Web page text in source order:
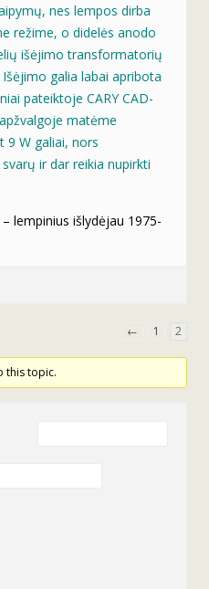
nes lempos dirba
režime, o didelės anodo
išėjimo transformatorių
galia labai apribota
pateiktoje CARY CAD-
matėme
9 W galiai, nors
ir dar reikia nupirkti
lempinius išlydėjau 1975-
← 1 2
this topic.